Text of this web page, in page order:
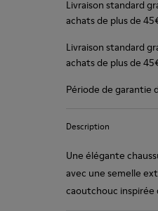
Livraison standard
achats de plus de
Livraison standard
achats de plus de
Période de garantie
Description
Une élégante
avec une semelle
caoutchouc inspirée